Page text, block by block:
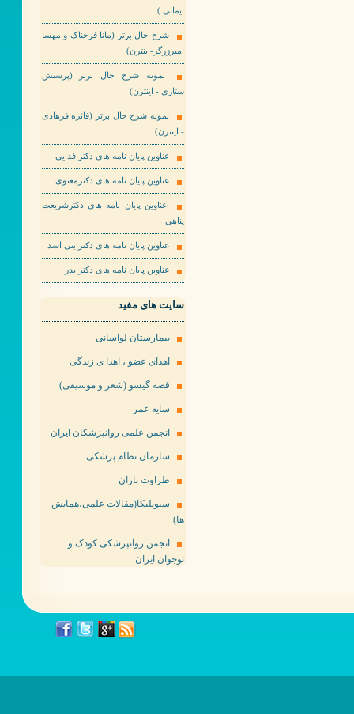
ایمانی )
شرح حال برتر (مانا فرحناک و مهسا
امیرزرگر-اینترن)
نمونه شرح حال برتر (پرستش
ستاری - اینترن)
نمونه شرح حال برتر (فائزه فرهادی
- اینترن)
عناوین پایان نامه های دکتر فدایی
عناوین پایان نامه های دکترمعنوی
عناوین پایان نامه های دکترشریعت
پناهی
عناوین پایان نامه های دکتر بنی اسد
عناوین پایان نامه های دکتر بدر
سایت های مفید
بیمارستان لواسانی
اهدای عضو ، اهدا ی زندگی
قصه گیسو (شعر و موسیقی)
سایه عمر
انجمن علمی روانپزشکان ایران
سازمان نظام پزشکی
طراوت باران
سیویلیکا(مقالات علمی،همایش
ها)
انجمن روانپزشکی کودک و
نوجوان ایران